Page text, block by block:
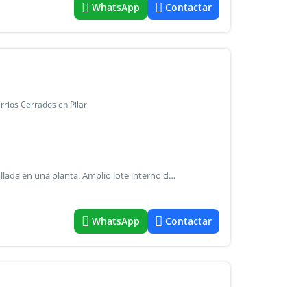
WhatsApp Contactar
Cerrados en Pilar
Excelente casa en barrio san ramón, pilar del este, desarrollada en una planta. Amplio lote interno de 577 m2 cercano a la puerta de ingreso al barrio y al área recreativa (plaza de juego para chicos y espejo de agua). Con una superficie cubierta 140 m2, semicubierta 18 m2. Cuenta con hall de recepción junto a un toilette. Amplio living-comedor con gran cocina con comedor diario. 3 amplios dormitorios: cuarto principal en suite con vestidor y vista al jardín, y otros dos dormitorios amplios con placards y baño semi privado.Mobiliario de cocina y carpintería de aluminio dvh y laminado de primera calidad, pisos de porcelanato, grifería y sanitarios de primera marca. Lavadero y galería con parrilla. Calefacción por radiadores sistema peisa. Preinstalacion interna para aa. Herrajes hafele. Expensas: $420.000 disponible a partir de 1 de julio 2026. Martin castro propiedades matricula cmcpsi 6476, cucicba 6973
WhatsApp Contactar